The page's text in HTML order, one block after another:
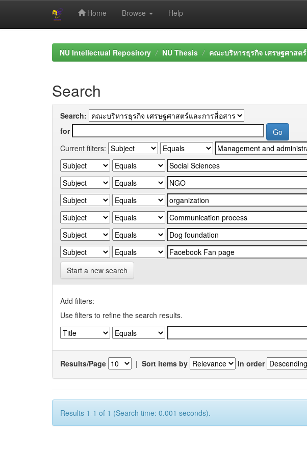
Home Browse Help
NU Intellectual Repository NU Thesis คณะบริหารธุรกิจ เศรษฐศาสต
Search
Search:
for
Current filters:
Start a new search
Add filters:
Use filters to refine the search results.
Results/Page | Sort items by In order
Results 1-1 of 1 (Search time: 0.001 seconds).